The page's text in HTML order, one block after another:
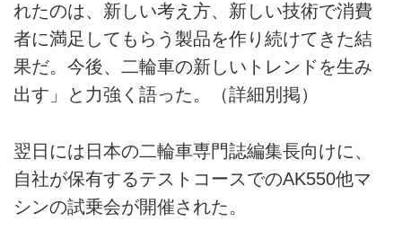
れたのは、新しい考え方、新しい技術で消費
者に満足してもらう製品を作り続けてきた結
果だ。今後、二輪車の新しいトレンドを生み
出す」と力強く語った。（詳細別掲）
翌日には日本の二輪車専門誌編集長向けに、
自社が保有するテストコースでのAK550他マ
シンの試乗会が開催された。